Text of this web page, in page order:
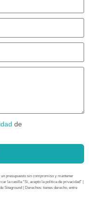
de
presupuesto sin compromiso y mantener
la casilla “Sí, acepto la política de privacidad” |
Siteground | Derechos: tienes derecho, entre